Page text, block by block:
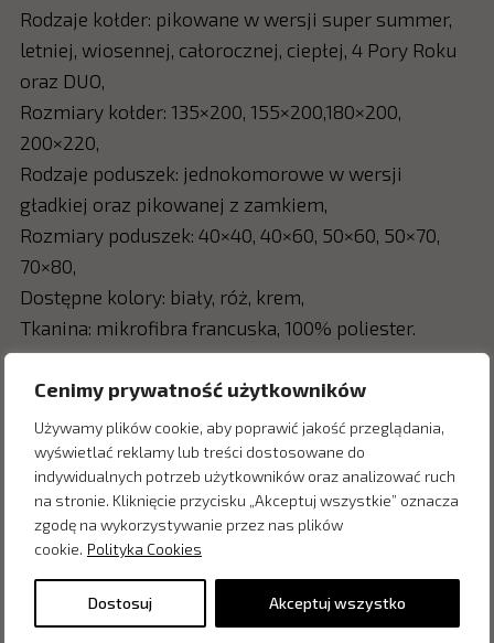
Cenimy prywatność użytkowników
Używamy plików cookie, aby poprawić jakość przeglądania,
wyświetlać reklamy lub treści dostosowane do
indywidualnych potrzeb użytkowników oraz analizować ruch
na stronie. Kliknięcie przycisku „Akceptuj wszystkie” oznacza
zgodę na wykorzystywanie przez nas plików
cookie. Polityka Cookies
Dostosuj Akceptuj wszystko
Rodzaje kołder: pikowane w wersji super summer,
letniej, wiosennej, całorocznej, ciepłej, 4 Pory Roku
oraz DUO,
Rozmiary kołder: 135×200, 155×200,180×200,
200×220,
Rodzaje poduszek: jednokomorowe w wersji
gładkiej oraz pikowanej z zamkiem,
Rozmiary poduszek: 40×40, 40×60, 50×60, 50×70,
70×80,
Dostępne kolory: biały, róż, krem,
Tkanina: mikrofibra francuska, 100% poliester.
Zapytaj o cenę w salonie: